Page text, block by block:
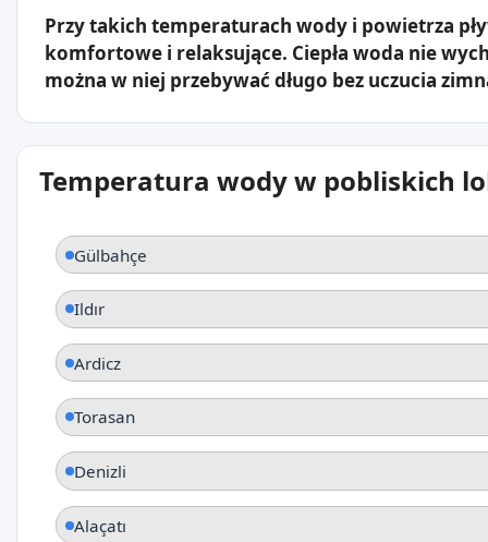
Przy takich temperaturach wody i powietrza
komfortowe i relaksujące. Ciepła woda nie
można w niej przebywać długo bez uczucia
Temperatura wody w pobliskich
Gülbahçe
Ildır
Ardicz
Torasan
Denizli
Alaçatı